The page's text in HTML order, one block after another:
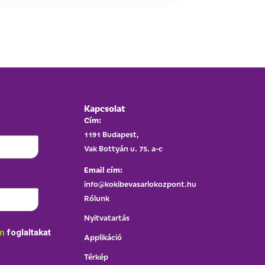
foglaltakat
Kapcsolat
Cím:
1191 Budapest,
Vak Bottyán u. 75. a-c
Email cím:
info@kokibevasarlokozpont.hu
Rólunk
Nyitvatartás
Applikáció
Térkép